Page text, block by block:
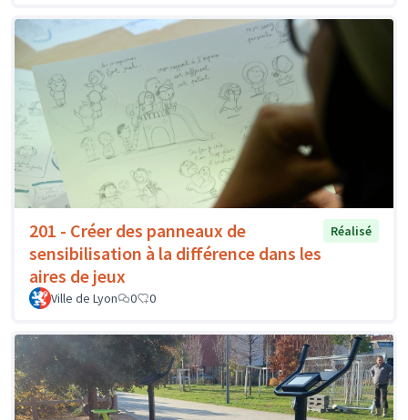
201 - Créer des panneaux de
sensibilisation à la différence dans les
aires de jeux
Réalisé
Ville de Lyon 0 0